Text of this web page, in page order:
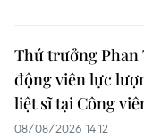
Thứ trưởng Phan
động viên lực
liệt sĩ tại Công
08/08/2026 14:12